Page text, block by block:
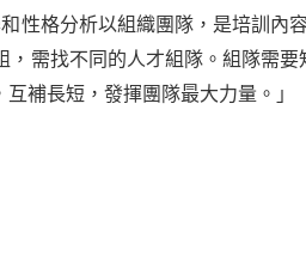
性格分析以組織團隊，是培訓內
需找不同的人才組隊。組隊需要
補長短，發揮團隊最大力量。」